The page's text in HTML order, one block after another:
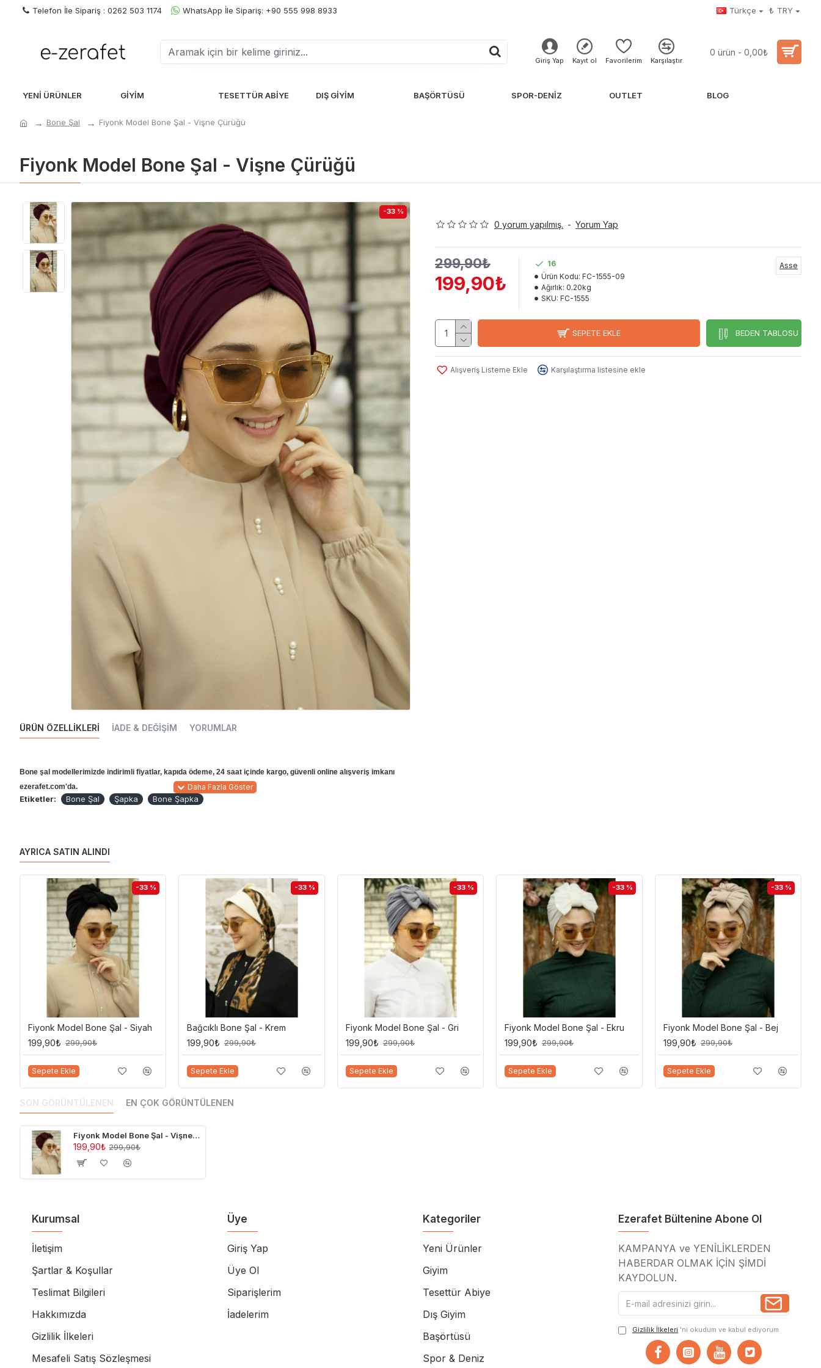
Telefon İle Sipariş : 0262 503 1174 WhatsApp İle Sipariş: +90 555 998 8933 Türkçe ₺ TRY
Giriş Yap Kayıt ol Favorilerim Karşılaştır
0 ürün - 0,00₺
YENI ÜRÜNLER GIYIM TESETTÜR ABIYE DIŞ GIYIM BAŞÖRTÜSÜ SPOR-DENIZ OUTLET BLOG
Bone Şal Fiyonk Model Bone Şal - Vişne Çürüğü
Fiyonk Model Bone Şal - Vişne Çürüğü
-33 %
ÜRÜN ÖZELLIKLERI İADE & DEĞIŞIM YORUMLAR
Bone şal modellerimizde indirimli fiyatlar, kapıda ödeme, 24 saat içinde kargo, güvenli online alışveriş imkanı
ezerafet.com'da.
Makinede hassas programda yıkanabilir.
Teslimat
24 Saat içinde kargoya verilir. Yurtdışı siparişleriniz express kargo ile gönderilmektedir. Tüm ürünlerimiz kendi
depomuzdan kargolanmaktadır.
0 yorum yapılmış. - Yorum Yap
199,90₺
299,90₺
16
Ürün Kodu: FC-1555-09
Ağırlık: 0.20kg
SKU: FC-1555
Asse
SEPETE EKLE BEDEN TABLOSU
Alışveriş Listeme Ekle Karşılaştırma listesine ekle
Etiketler: Bone Şal Şapka Bone Şapka
AYRICA SATIN ALINDI
-33 %
Fiyonk Model Bone Şal - Siyah
199,90₺ 299,90₺
Sepete Ekle
-33 %
Bağcıklı Bone Şal - Krem
199,90₺ 299,90₺
Sepete Ekle
-33 %
Fiyonk Model Bone Şal - Gri
199,90₺ 299,90₺
Sepete Ekle
-33 %
Fiyonk Model Bone Şal - Ekru
199,90₺ 299,90₺
Sepete Ekle
-33 %
Fiyonk Model Bone Şal - Bej
199,90₺ 299,90₺
Sepete Ekle
SON GÖRÜNTÜLENEN EN ÇOK GÖRÜNTÜLENEN
Fiyonk Model Bone Şal - Vişne Çürüğü
199,90₺ 299,90₺
Kurumsal
İletişim
Şartlar & Koşullar
Teslimat Bilgileri
Hakkımızda
Gizlilik İlkeleri
Mesafeli Satış Sözleşmesi
Üye
Giriş Yap
Üye Ol
Siparişlerim
İadelerim
Kategoriler
Yeni Ürünler
Giyim
Tesettür Abiye
Dış Giyim
Başörtüsü
Spor & Deniz
Ezerafet Bültenine Abone Ol
KAMPANYA ve YENİLİKLERDEN
HABERDAR OLMAK İÇİN ŞİMDİ
KAYDOLUN.
Gizlilik İlkeleri 'ni okudum ve kabul ediyorum.